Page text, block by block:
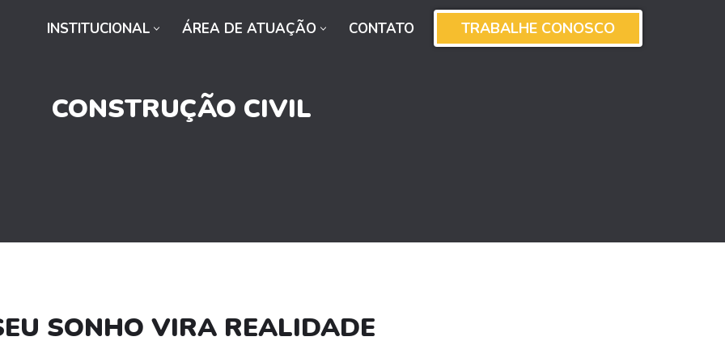
INSTITUCIONAL ÁREA DE ATUAÇÃO CONTATO TRABALHE CONOSCO
CONSTRUÇÃO CIVIL
SONHO VIRA REALIDADE